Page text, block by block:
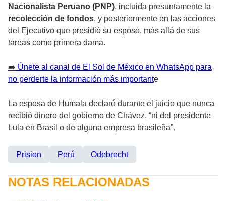
Nacionalista Peruano (PNP), incluida presuntamente la
recolección de fondos, y posteriormente en las acciones
del Ejecutivo que presidió su esposo, más allá de sus
tareas como primera dama.
➡️ Únete al canal de El Sol de México en WhatsApp para
no perderte la información más importante
La esposa de Humala declaró durante el juicio que nunca
recibió dinero del gobierno de Chávez, “ni del presidente
Lula en Brasil o de alguna empresa brasileña”.
Prision Perú Odebrecht
NOTAS RELACIONADAS